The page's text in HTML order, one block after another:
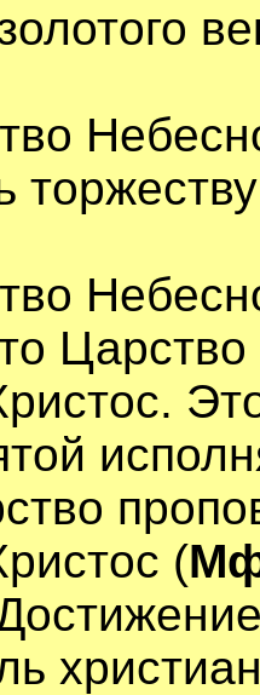
Царство
(